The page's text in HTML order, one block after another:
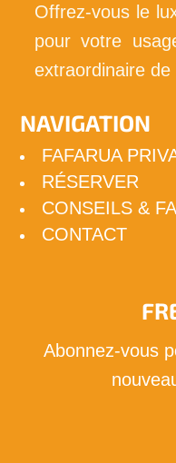
Offrez-vous le
pour votre
extraordinaire de
NAVIGATION
FAFARUA
RÉSERVER
CONSEILS &
CONTACT
Abonnez-vous